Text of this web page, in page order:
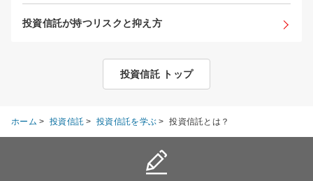
投資信託が持つリスクと抑え方
投資信託 トップ
ホーム > 投資信託 > 投資信託を学ぶ > 投資信託とは？